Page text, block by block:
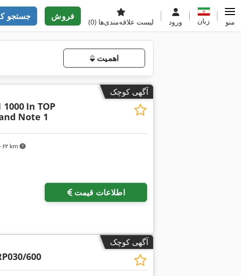
جستجو فروش
لیست علاقه‌مندی‌ها (0) ورود زبان منو
اهمیت
آگهی کوچک
۴٬۰۶۲ km
1000 In TOP
Note 1
اطلاعات قیمت
آگهی کوچک
600